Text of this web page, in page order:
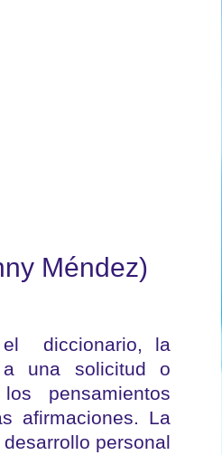
Méndez)
el diccionario, la
a una solicitud o
pensamientos
afirmaciones. La
personal